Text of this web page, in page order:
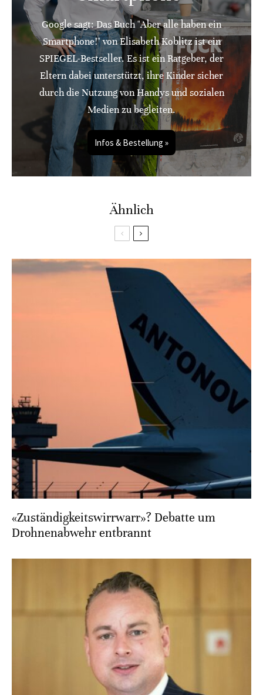
Google sagt: Das Buch "Aber alle haben ein
Smartphone!" von Elisabeth Koblitz ist ein
SPIEGEL-Bestseller. Es ist ein Ratgeber, der
Eltern dabei unterstützt, ihre Kinder sicher
durch die Nutzung von Handys und sozialen
Medien zu begleiten.
Infos & Bestellung »
Ähnlich
«Zuständigkeitswirrwarr»? Debatte um
Drohnenabwehr entbrannt